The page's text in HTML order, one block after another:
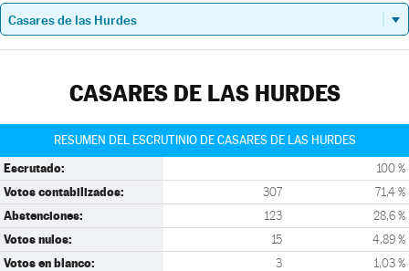
CASARES DE LAS HURDES
RESUMEN DEL ESCRUTINIO DE CASARES DE LAS HURDES
Escrutado: 100 %
Votos contabilizados: 307 71,4 %
Abstenciones: 123 28,6 %
Votos nulos: 15 4,89 %
Votos en blanco: 3 1,03 %